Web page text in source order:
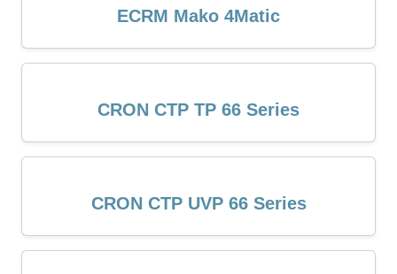
ECRM Mako 4Matic
CRON CTP TP 66 Series
CRON CTP UVP 66 Series